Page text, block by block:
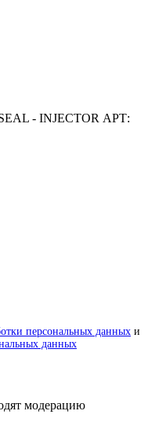
- INJECTOR АРТ:
персональных данных и
данных
модерацию